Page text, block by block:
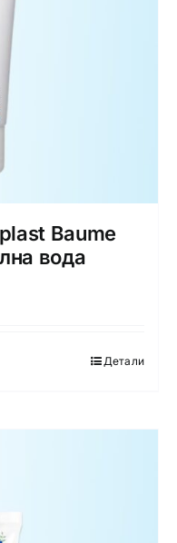
Baume
вода
Детали